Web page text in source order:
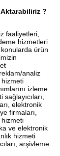
?
faaliyetleri,
hizmetleri
konularda ürün
analiz
hizmeti
izleme
elektronik
firmaları,
hizmeti
ve elektronik
hizmeti
arşivleme